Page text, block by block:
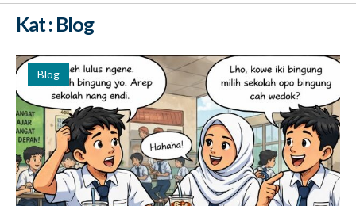
Kat : Blog
Blog